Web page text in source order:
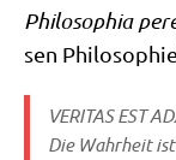
Phi­lo­so­phia
sen
VERITAS EST
Die Wahr­heit